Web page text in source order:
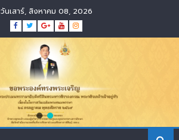
วันเสาร์, สิงหาคม 08, 2026